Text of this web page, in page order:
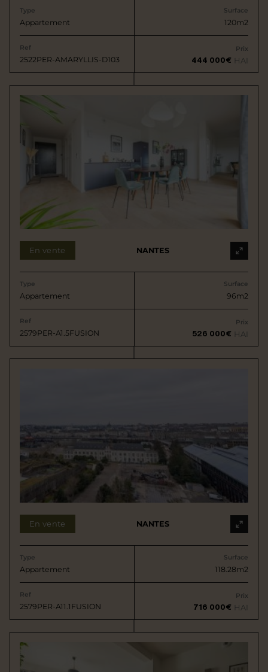
Type
Appartement
Surface
120m2
Ref
2522PER-AMARYLLIS-D103
Prix
444 000€ HAI
En vente NANTES
Type
Appartement
Surface
96m2
Ref
2579PER-A1.5FUSION
Prix
526 000€ HAI
En vente NANTES
Type
Appartement
Surface
118.28m2
Ref
2579PER-A11.1FUSION
Prix
716 000€ HAI